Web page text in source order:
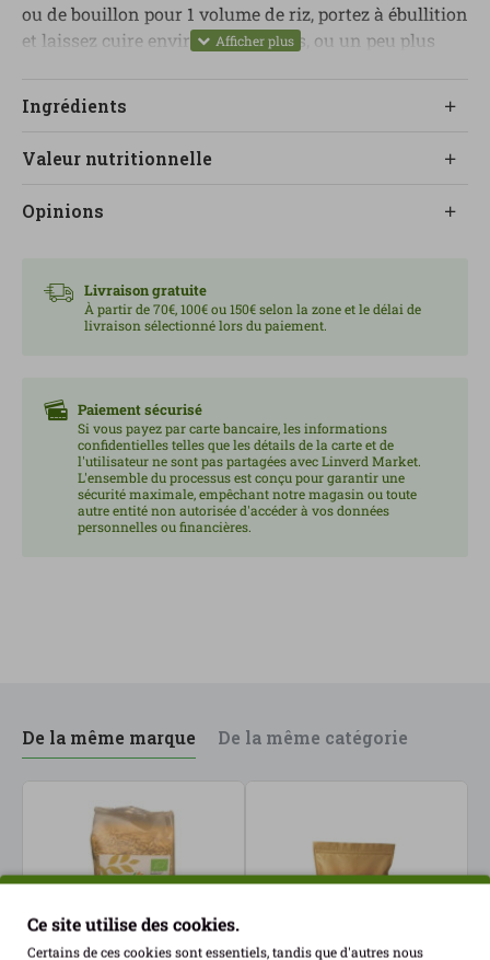
Livraison gratuite
À partir de 70€, 100€ ou 150€ selon la zone et le délai de
livraison sélectionné lors du paiement.
Paiement sécurisé
Si vous payez par carte bancaire, les informations
confidentielles telles que les détails de la carte et de
l'utilisateur ne sont pas partagées avec Linverd Market.
L'ensemble du processus est conçu pour garantir une
sécurité maximale, empêchant notre magasin ou toute
autre entité non autorisée d'accéder à vos données
personnelles ou financières.
ou de bouillon pour 1 volume de riz, portez à ébullition
et laissez cuire environ 15 minutes, ou un peu plus
simple, bio et local, produit par un producteur
Ingrédients
Valeur nutritionnelle
Opinions
De la même marque De la même catégorie
Ce site utilise des cookies.
Certains de ces cookies sont essentiels, tandis que d'autres nous